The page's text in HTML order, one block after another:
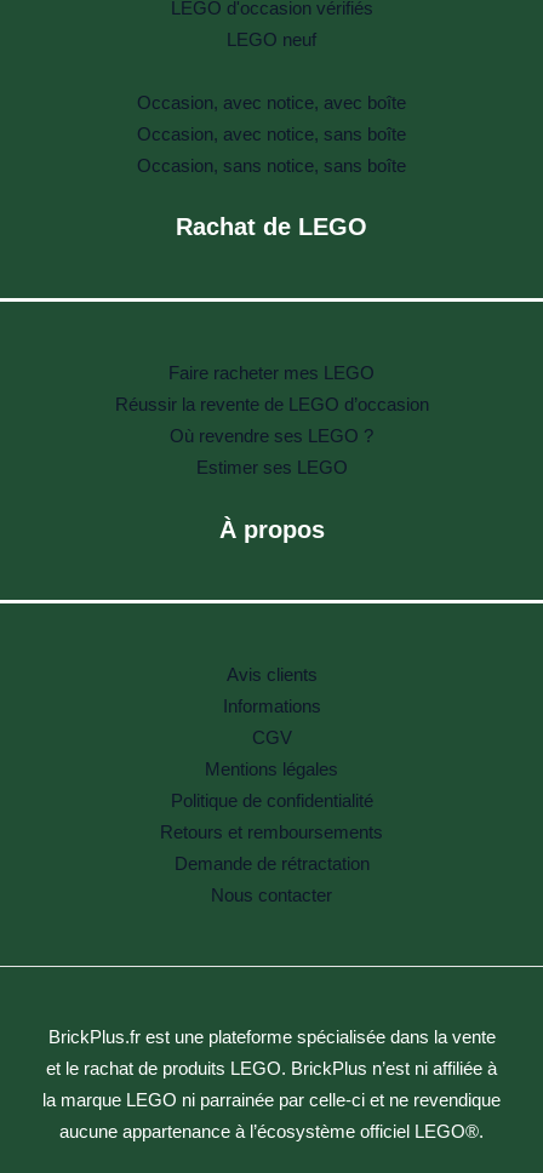
LEGO d'occasion vérifiés
LEGO neuf
Occasion, avec notice, avec boîte
Occasion, avec notice, sans boîte
Occasion, sans notice, sans boîte
Rachat de LEGO
Faire racheter mes LEGO
Réussir la revente de LEGO d’occasion
Où revendre ses LEGO ?
Estimer ses LEGO
À propos
Avis clients
Informations
CGV
Mentions légales
Politique de confidentialité
Retours et remboursements
Demande de rétractation
Nous contacter
BrickPlus.fr est une plateforme spécialisée dans la vente
et le rachat de produits LEGO. BrickPlus n’est ni affiliée à
la marque LEGO ni parrainée par celle-ci et ne revendique
aucune appartenance à l’écosystème officiel LEGO®.